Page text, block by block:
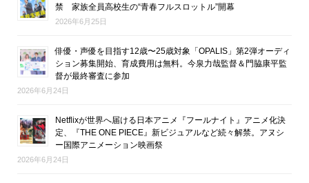
禁 家族全員高校生の“青春フルスロットル”開幕
2026年6月25日
俳優・声優を目指す12歳〜25歳対象「OPALIS」第2弾オーディ
ション募集開始、育成費用は無料。今泉力哉監督＆門脇康平監
督が最終審査に参加
2026年6月24日
Netflixが世界へ届ける日本アニメ『フールナイト』アニメ化決
定、『THE ONE PIECE』新ビジュアルなど続々解禁。アヌシ
ー国際アニメーション映画祭
2026年6月24日